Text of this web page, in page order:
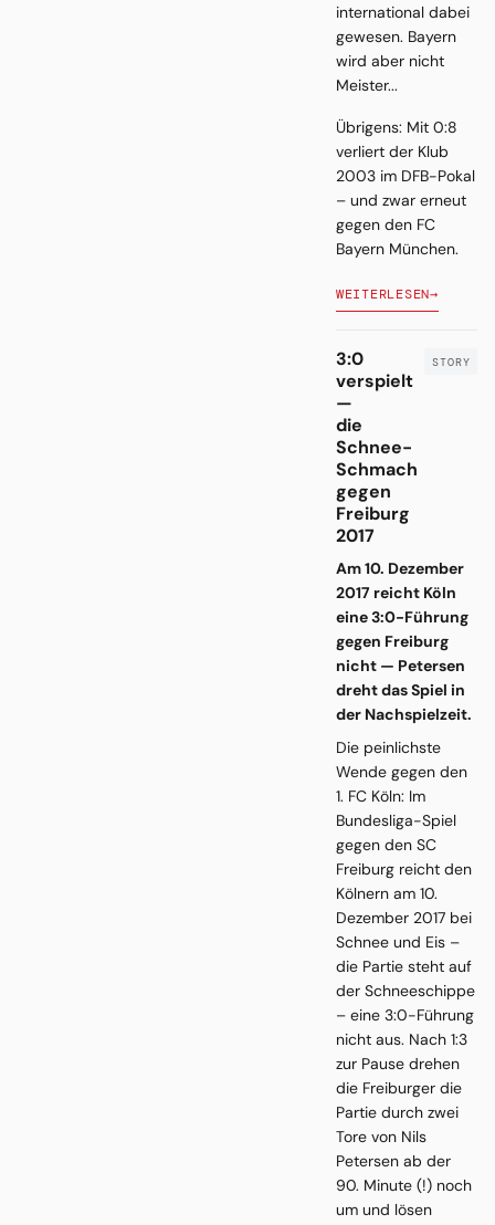
international dabei
gewesen. Bayern
wird aber nicht
Meister...
Übrigens: Mit 0:8
verliert der Klub
2003 im DFB-Pokal
– und zwar erneut
gegen den FC
Bayern München.
WEITERLESEN→
3:0
verspielt
—
die
Schnee-
Schmach
gegen
Freiburg
2017
Am 10. Dezember
2017 reicht Köln
eine 3:0-Führung
gegen Freiburg
nicht — Petersen
dreht das Spiel in
der Nachspielzeit.
Die peinlichste
Wende gegen den
1. FC Köln: Im
Bundesliga-Spiel
gegen den SC
Freiburg reicht den
Kölnern am 10.
Dezember 2017 bei
Schnee und Eis –
die Partie steht auf
der Schneeschippe
– eine 3:0-Führung
nicht aus. Nach 1:3
zur Pause drehen
die Freiburger die
Partie durch zwei
Tore von Nils
Petersen ab der
90. Minute (!) noch
um und lösen